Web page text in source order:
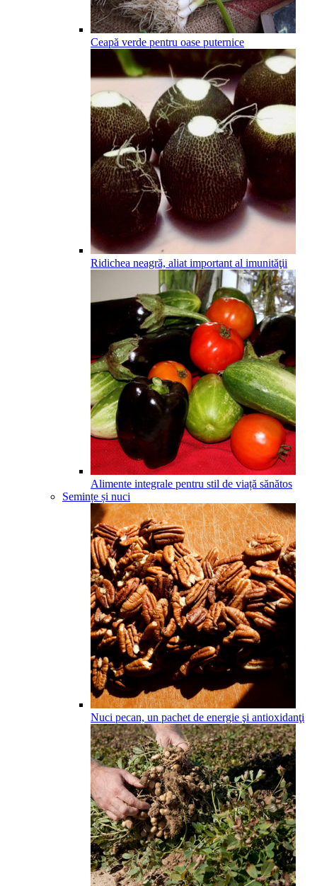
Ceapă verde pentru oase puternice
Ridichea neagră, aliat important al imunităţii
Alimente integrale pentru stil de viață sănătos
Semințe și nuci
Nuci pecan, un pachet de energie şi antioxidanţi